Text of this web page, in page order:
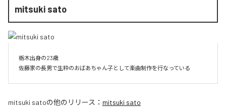
mitsuki sato
栃木出身の23歳
佐藤家の長男で生粋のおばあちゃん子として楽曲制作を行なっている
mitsuki satoの他のリリース： mitsuki sato